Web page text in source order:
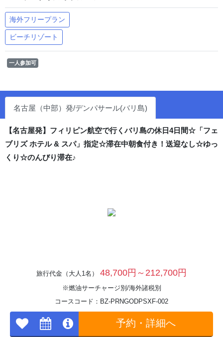
海外フリープラン
ビーチリゾート
一人参加可
名古屋（中部）発/デンパサール(バリ島)
【名古屋発】フィリピン航空で行くバリ島の休日4日間☆「フェ
ブリズ ホテル & スパ」指定☆滞在中朝食付き！送迎なし☆ゆっ
くり☆のんびり滞在♪
旅行代金（大人1名） 48,700円～212,700円
※燃油サーチャージ別/海外諸税別
コースコード：BZ-PRNGODPSXF-002
予約・詳細へ